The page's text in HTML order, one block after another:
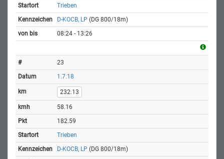
Trieben
D-KOCB, LP (DG 800/18m)
08:24 - 13:26
23
1.7.18
232.13
58.16
182.59
Trieben
D-KOCB, LP (DG 800/18m)